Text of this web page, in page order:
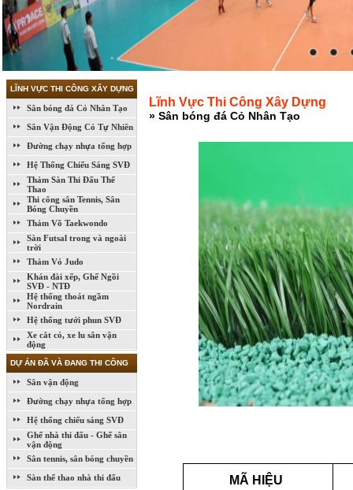
LĨNH VỰC THI CÔNG XÂY DỰNG
Sân bóng đá Cỏ Nhân Tạo
Sân Vận Động Cỏ Tự Nhiên
Đường chạy nhựa tổng hợp
Hệ Thống Chiếu Sáng SVĐ
Thảm Sàn Thi Đấu Thể
Thao
Thi công sân Tennis, Sân
Bóng Chuyền
Thảm Võ Taekwondo
Sàn Futsal trong và ngoài
trời
Thảm Vỏ Judo
Khán đài xếp, Ghế Ngồi
SVĐ - NTĐ
Hệ thống thoát ngầm
Nordrain
Hệ thống tưới phun SVĐ
Xe cắt cỏ, xe lu sân vận
động
DỰ ÁN ĐÃ VÀ ĐANG THI CÔNG
Sân vận động
Đường chạy nhựa tổng hợp
Hệ thống chiếu sáng SVĐ
Ghế nhà thi đấu - Ghế sân
vận động
Sân tennis, sân bóng chuyền
Sàn thể thao nhà thi đấu
Lĩnh Vực Thi Công Xây Dựng
» Sân bóng đá Cỏ Nhân Tạo
MÃ HIỆU